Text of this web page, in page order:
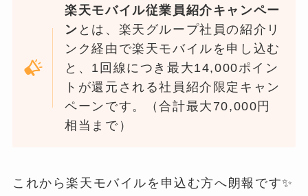
楽天モバイル従業員紹介キャンペー
ン とは、楽天グループ社員の紹介リ
ンク経由で楽天モバイルを申し込む
と、1回線につき最大14,000ポイン
トが還元される社員紹介限定キャン
ペーンです。（合計最大70,000円
相当まで）
これから楽天モバイルを申込む方へ朗報です✨